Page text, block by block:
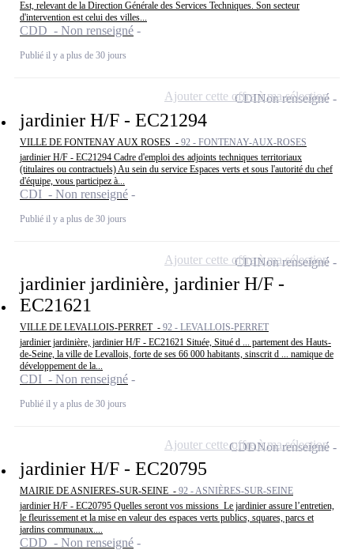
Est, relevant de la Direction Générale des Services Techniques. Son secteur
d'intervention est celui des villes...
CDD - Non renseigné
Publié il y a plus de 30 jours
jardinier H/F - EC21294
VILLE DE FONTENAY AUX ROSES - 92 - FONTENAY-AUX-ROSES
jardinier H/F - EC21294 Cadre d'emploi des adjoints techniques territoriaux
(titulaires ou contractuels) Au sein du service Espaces verts et sous l'autorité du chef
d'équipe, vous participez à...
CDI - Non renseigné
Publié il y a plus de 30 jours
CDINon renseigné
Ajouter cette offre à ma sélection
jardinier jardinière, jardinier H/F -
EC21621
VILLE DE LEVALLOIS-PERRET - 92 - LEVALLOIS-PERRET
jardinier jardinière, jardinier H/F - EC21621 Située, Situé d ... partement des Hauts-
de-Seine, la ville de Levallois, forte de ses 66 000 habitants, sinscrit d ... namique de
développement de la...
CDI - Non renseigné
Publié il y a plus de 30 jours
CDINon renseigné
Ajouter cette offre à ma sélection
jardinier H/F - EC20795
MAIRIE DE ASNIERES-SUR-SEINE - 92 - ASNIÈRES-SUR-SEINE
jardinier H/F - EC20795 Quelles seront vos missions Le jardinier assure l’entretien,
le fleurissement et la mise en valeur des espaces verts publics, squares, parcs et
jardins communaux....
CDD - Non renseigné
CDDNon renseigné
Ajouter cette offre à ma sélection